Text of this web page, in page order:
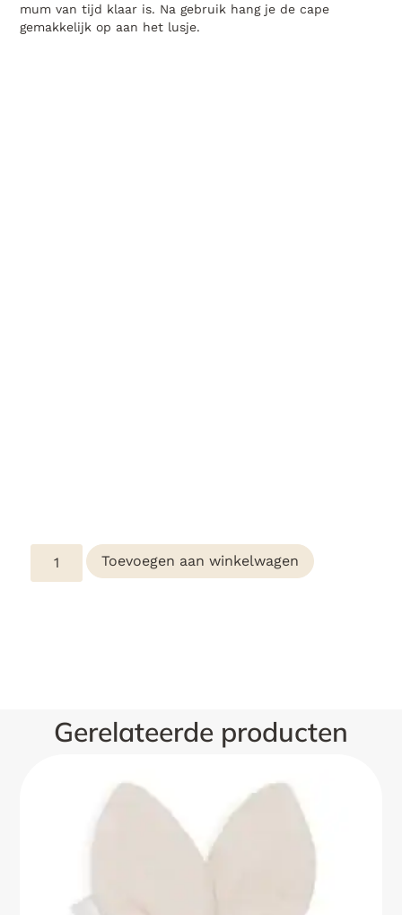
mum van tijd klaar is. Na gebruik hang je de cape
gemakkelijk op aan het lusje.
Toevoegen aan winkelwagen
Gerelateerde producten